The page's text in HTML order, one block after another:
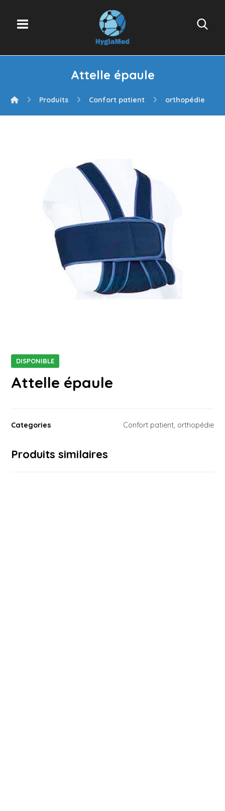
Attelle épaule
Produits Confort patient orthopédie
DISPONIBLE
Attelle épaule
Categories Confort patient, orthopédie
Produits similaires